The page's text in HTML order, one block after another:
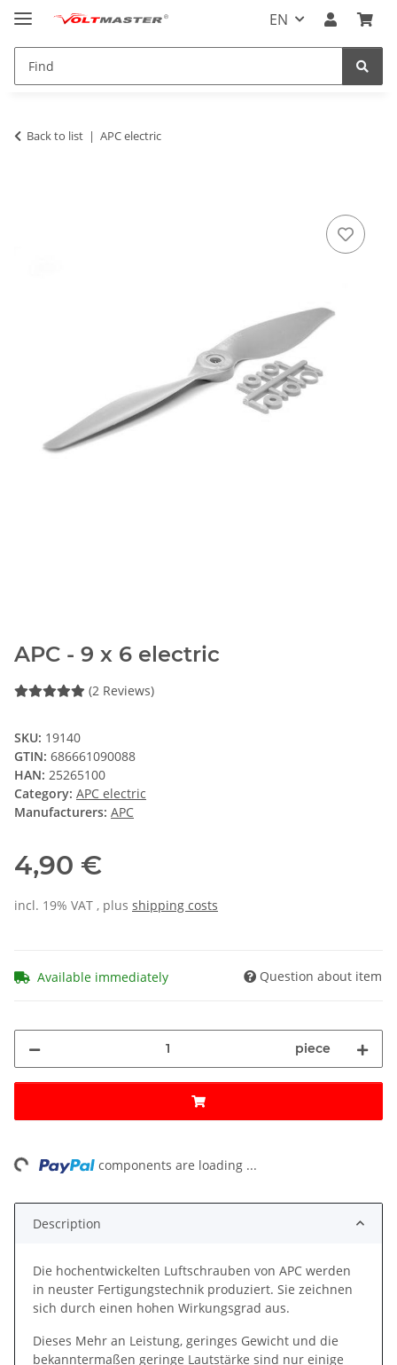
EN
Back to list APC electric
APC - 9 x 6 electric
(2 Reviews)
SKU: 19140
GTIN: 686661090088
HAN: 25265100
Category: APC electric
Manufacturers: APC
4,90 €
incl. 19% VAT , plus shipping costs
Available immediately Question about item
piece
components are loading ...
Description
Die hochentwickelten Luftschrauben von APC werden
in neuster Fertigungstechnik produziert. Sie zeichnen
sich durch einen hohen Wirkungsgrad aus.
Dieses Mehr an Leistung, geringes Gewicht und die
bekanntermaßen geringe Lautstärke sind nur einige